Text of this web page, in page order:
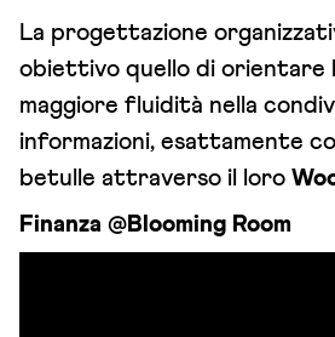
La progettazione
obiettivo quello di orientare
maggiore fluidità nella
informazioni, esattamente
betulle attraverso il loro
Finanza @Blooming Room